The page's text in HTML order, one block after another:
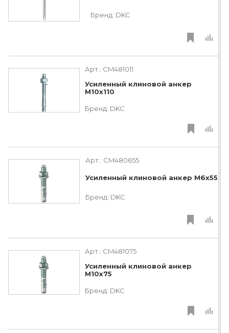
Бренд: DKC
Арт.: CM481011
Усиленный клиновой анкер
М10х110
Бренд: DKC
Арт.: CM480655
Усиленный клиновой анкер М6х55
Бренд: DKC
Арт.: CM481075
Усиленный клиновой анкер
М10х75
Бренд: DKC